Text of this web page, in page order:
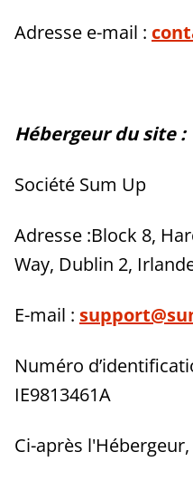
Adresse e-mail :
Hébergeur du site :
Société Sum Up
Adresse :Block 8,
Way, Dublin 2,
E-mail :
Numéro
IE9813461A
Ci-après l'Hébergeur,